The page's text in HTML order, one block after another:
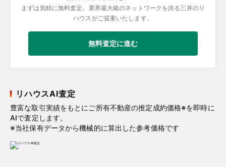
まずは気軽に無料査定。業界最大級のネットワークを誇る三井のリ
ハウスがご提案いたします。
無料査定に進む
リハウスAI査定
豊富な取引実績をもとにご所有不動産の推定成約価格※を即時に
AIで査定します。
※当社保有データから機械的に算出した参考価格です